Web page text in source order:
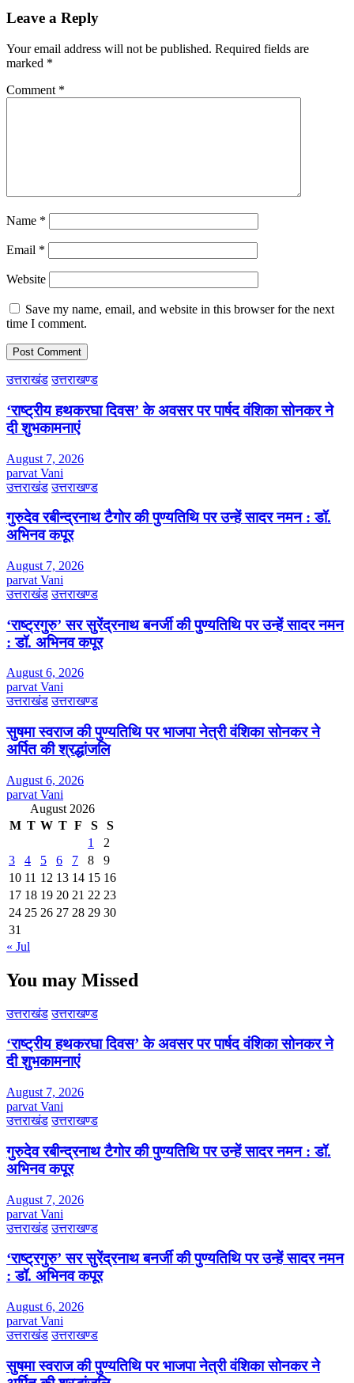
Leave a Reply
Your email address will not be published. Required fields are
marked *
Comment *
Name *
Email *
Website
Save my name, email, and website in this browser for the next
time I comment.
उत्तराखंड उत्तराखण्ड
‘राष्ट्रीय हथकरघा दिवस’ के अवसर पर पार्षद वंशिका सोनकर ने
दी शुभकामनाएं
August 7, 2026
parvat Vani
उत्तराखंड उत्तराखण्ड
गुरुदेव रबीन्द्रनाथ टैगोर की पुण्यतिथि पर उन्हें सादर नमन : डॉ.
अभिनव कपूर
August 7, 2026
parvat Vani
उत्तराखंड उत्तराखण्ड
‘राष्ट्रगुरु’ सर सुरेंद्रनाथ बनर्जी की पुण्यतिथि पर उन्हें सादर नमन
: डॉ. अभिनव कपूर
August 6, 2026
parvat Vani
उत्तराखंड उत्तराखण्ड
सुषमा स्वराज की पुण्यतिथि पर भाजपा नेत्री वंशिका सोनकर ने
अर्पित की श्रद्धांजलि
August 6, 2026
parvat Vani
August 2026
M T W T F S
S
1
2
3
4 5 6 7 8
9
10 11 12 13 14 15 16
17 18 19 20 21 22 23
24 25 26 27 28 29 30
31
« Jul
You may Missed
उत्तराखंड उत्तराखण्ड
‘राष्ट्रीय हथकरघा दिवस’ के अवसर पर पार्षद वंशिका सोनकर ने
दी शुभकामनाएं
August 7, 2026
parvat Vani
उत्तराखंड उत्तराखण्ड
गुरुदेव रबीन्द्रनाथ टैगोर की पुण्यतिथि पर उन्हें सादर नमन : डॉ.
अभिनव कपूर
August 7, 2026
parvat Vani
उत्तराखंड उत्तराखण्ड
‘राष्ट्रगुरु’ सर सुरेंद्रनाथ बनर्जी की पुण्यतिथि पर उन्हें सादर नमन
: डॉ. अभिनव कपूर
August 6, 2026
parvat Vani
उत्तराखंड उत्तराखण्ड
सुषमा स्वराज की पुण्यतिथि पर भाजपा नेत्री वंशिका सोनकर ने